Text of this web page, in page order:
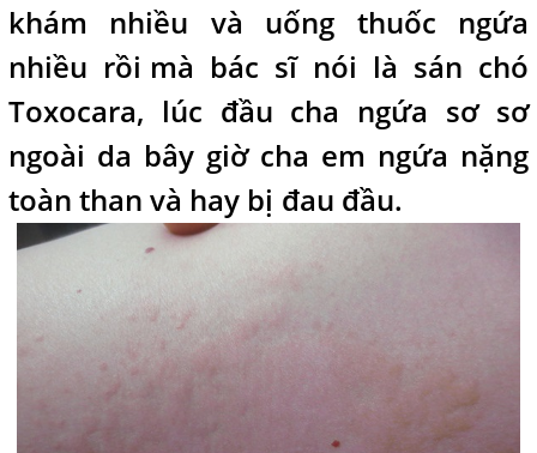
khám nhiều và uống thuốc ngứa
nhiều rồi mà bác sĩ nói là sán chó
Toxocara, lúc đầu cha ngứa sơ sơ
ngoài da bây giờ cha em ngứa nặng
toàn than và hay bị đau đầu.